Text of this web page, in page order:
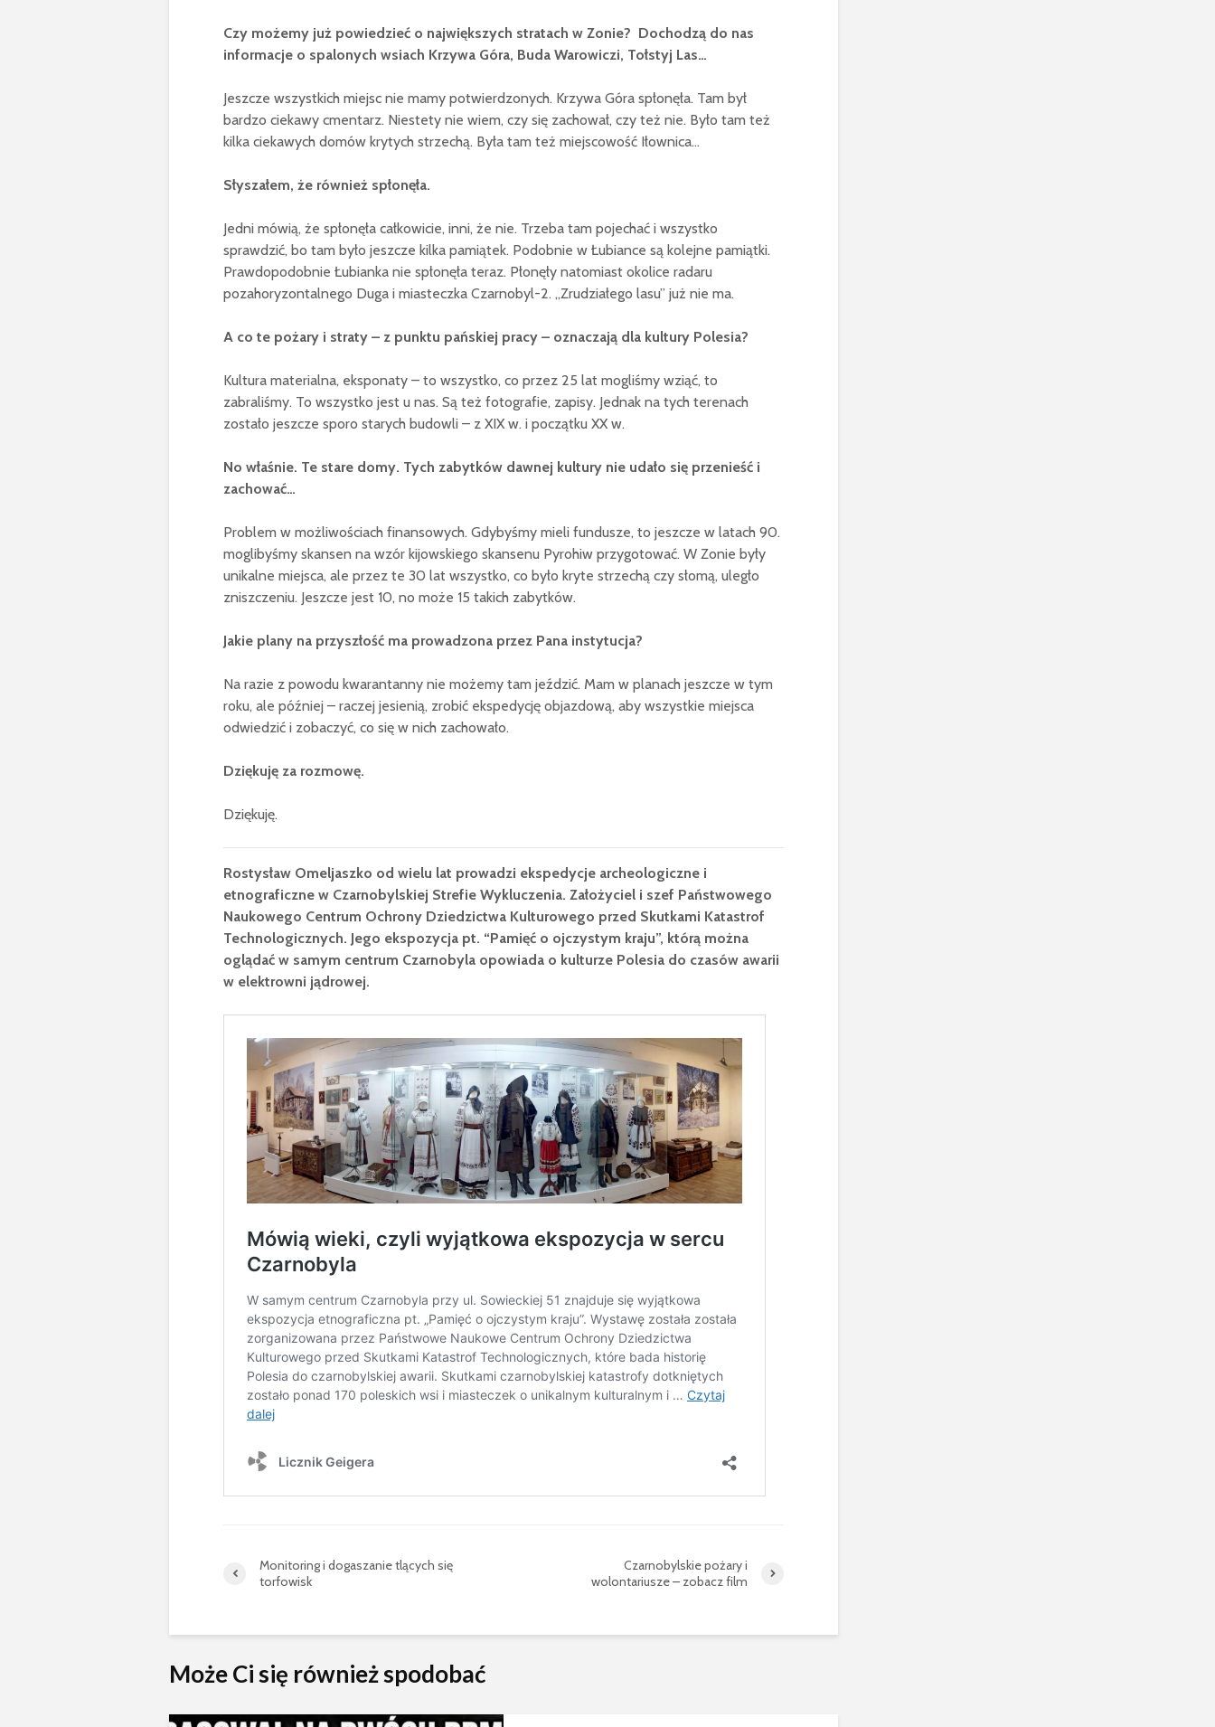
Czy możemy już powiedzieć o największych stratach w Zonie? Dochodzą do nas
informacje o spalonych wsiach Krzywa Góra, Buda Warowiczi, Tołstyj Las…
Jeszcze wszystkich miejsc nie mamy potwierdzonych. Krzywa Góra spłonęła. Tam był
bardzo ciekawy cmentarz. Niestety nie wiem, czy się zachował, czy też nie. Było tam też
kilka ciekawych domów krytych strzechą. Była tam też miejscowość Iłownica…
Słyszałem, że również spłonęła.
Jedni mówią, że spłonęła całkowicie, inni, że nie. Trzeba tam pojechać i wszystko
sprawdzić, bo tam było jeszcze kilka pamiątek. Podobnie w Łubiance są kolejne pamiątki.
Prawdopodobnie Łubianka nie spłonęła teraz. Płonęły natomiast okolice radaru
pozahoryzontalnego Duga i miasteczka Czarnobyl-2. „Zrudziałego lasu” już nie ma.
A co te pożary i straty – z punktu pańskiej pracy – oznaczają dla kultury Polesia?
Kultura materialna, eksponaty – to wszystko, co przez 25 lat mogliśmy wziąć, to
zabraliśmy. To wszystko jest u nas. Są też fotografie, zapisy. Jednak na tych terenach
zostało jeszcze sporo starych budowli – z XIX w. i początku XX w.
No właśnie. Te stare domy. Tych zabytków dawnej kultury nie udało się przenieść i
zachować…
Problem w możliwościach finansowych. Gdybyśmy mieli fundusze, to jeszcze w latach 90.
moglibyśmy skansen na wzór kijowskiego skansenu Pyrohiw przygotować. W Zonie były
unikalne miejsca, ale przez te 30 lat wszystko, co było kryte strzechą czy słomą, uległo
zniszczeniu. Jeszcze jest 10, no może 15 takich zabytków.
Jakie plany na przyszłość ma prowadzona przez Pana instytucja?
Na razie z powodu kwarantanny nie możemy tam jeździć. Mam w planach jeszcze w tym
roku, ale później – raczej jesienią, zrobić ekspedycję objazdową, aby wszystkie miejsca
odwiedzić i zobaczyć, co się w nich zachowało.
Dziękuję za rozmowę.
Dziękuję.
Rostysław Omeljaszko od wielu lat prowadzi ekspedycje archeologiczne i
etnograficzne w Czarnobylskiej Strefie Wykluczenia. Założyciel i szef Państwowego
Naukowego Centrum Ochrony Dziedzictwa Kulturowego przed Skutkami Katastrof
Technologicznych. Jego ekspozycja pt. “Pamięć o ojczystym kraju”, którą można
oglądać w samym centrum Czarnobyla opowiada o kulturze Polesia do czasów awarii
w elektrowni jądrowej.
Monitoring i dogaszanie tlących się
torfowisk
Czarnobylskie pożary i
wolontariusze – zobacz film
Może Ci się również spodobać